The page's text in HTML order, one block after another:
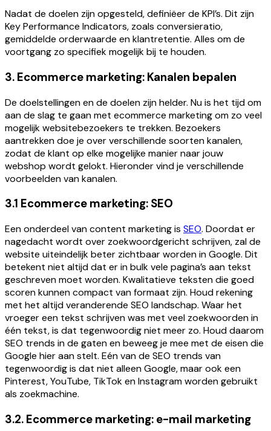
Nadat de doelen zijn opgesteld, definiëer de KPI’s. Dit zijn
Key Performance Indicators, zoals conversieratio,
gemiddelde orderwaarde en klantretentie. Alles om de
voortgang zo specifiek mogelijk bij te houden.
3. Ecommerce marketing: Kanalen bepalen
De doelstellingen en de doelen zijn helder. Nu is het tijd om
aan de slag te gaan met ecommerce marketing om zo veel
mogelijk websitebezoekers te trekken. Bezoekers
aantrekken doe je over verschillende soorten kanalen,
zodat de klant op elke mogelijke manier naar jouw
webshop wordt gelokt. Hieronder vind je verschillende
voorbeelden van kanalen.
3.1 Ecommerce marketing: SEO
Een onderdeel van content marketing is SEO. Doordat er
nagedacht wordt over zoekwoordgericht schrijven, zal de
website uiteindelijk beter zichtbaar worden in Google. Dit
betekent niet altijd dat er in bulk vele pagina’s aan tekst
geschreven moet worden. Kwalitatieve teksten die goed
scoren kunnen compact van formaat zijn. Houd rekening
met het altijd veranderende SEO landschap. Waar het
vroeger een tekst schrijven was met veel zoekwoorden in
één tekst, is dat tegenwoordig niet meer zo. Houd daarom
SEO trends in de gaten en beweeg je mee met de eisen die
Google hier aan stelt. Eén van de SEO trends van
tegenwoordig is dat niet alleen Google, maar ook een
Pinterest, YouTube, TikTok en Instagram worden gebruikt
als zoekmachine.
3.2. Ecommerce marketing: e-mail marketing